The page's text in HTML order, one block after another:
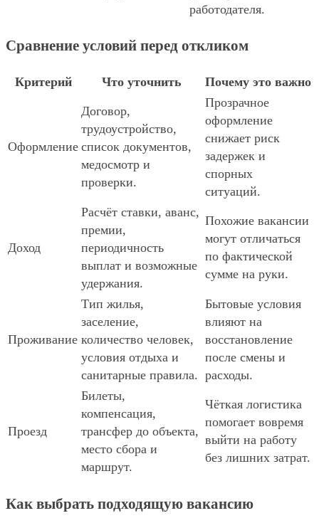
работодателя.
Сравнение условий перед откликом
Критерий Что уточнить Почему это важно
Оформление
Договор,
трудоустройство,
список документов,
медосмотр и
проверки.
Прозрачное
оформление
снижает риск
задержек и
спорных
ситуаций.
Доход
Расчёт ставки, аванс,
премии,
периодичность
выплат и возможные
удержания.
Похожие вакансии
могут отличаться
по фактической
сумме на руки.
Проживание
Тип жилья,
заселение,
количество человек,
условия отдыха и
санитарные правила.
Бытовые условия
влияют на
восстановление
после смены и
расходы.
Проезд
Билеты,
компенсация,
трансфер до объекта,
место сбора и
маршрут.
Чёткая логистика
помогает вовремя
выйти на работу
без лишних затрат.
Как выбрать подходящую вакансию